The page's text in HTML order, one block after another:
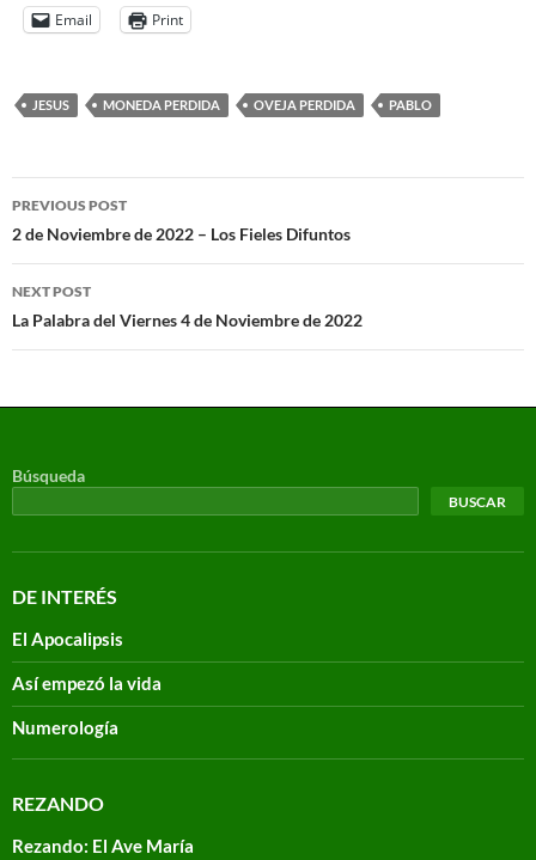
Email Print
JESUS MONEDA PERDIDA OVEJA PERDIDA PABLO
PREVIOUS POST
2 de Noviembre de 2022 – Los Fieles Difuntos
NEXT POST
La Palabra del Viernes 4 de Noviembre de 2022
Búsqueda
BUSCAR
DE INTERÉS
El Apocalipsis
Así empezó la vida
Numerología
REZANDO
Rezando: El Ave María